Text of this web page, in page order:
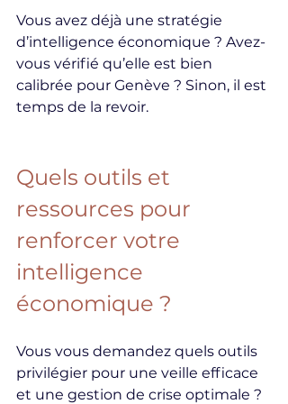
Vous avez déjà une stratégie
d’intelligence économique ? Avez-
vous vérifié qu’elle est bien
calibrée pour Genève ? Sinon, il est
temps de la revoir.
Quels outils et
ressources pour
renforcer votre
intelligence
économique ?
Vous vous demandez quels outils
privilégier pour une veille efficace
et une gestion de crise optimale ?